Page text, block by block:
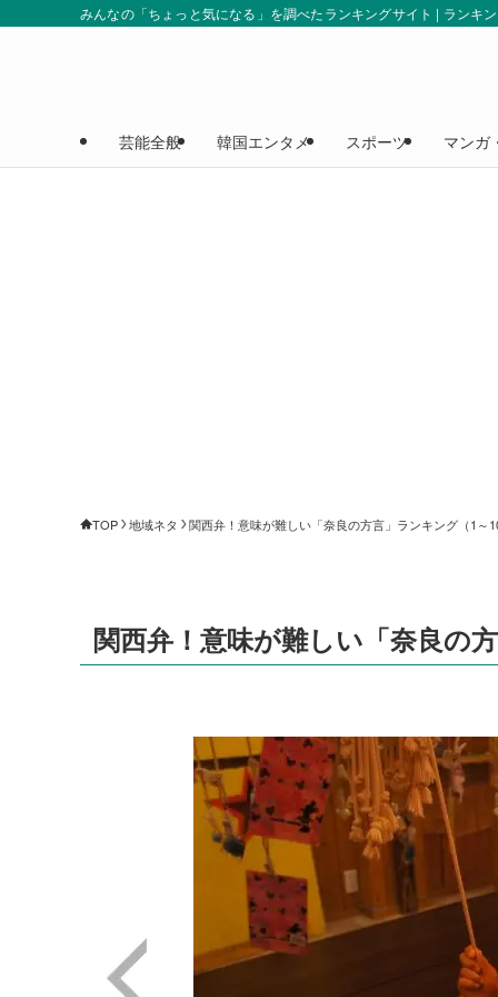
みんなの「ちょっと気になる」を調べたランキングサイト | ランキ
芸能全般 韓国エンタメ スポーツ マンガ
TOP 地域ネタ 関西弁！意味が難しい「奈良の方言」ランキング（1～
関西弁！意味が難しい「奈良の